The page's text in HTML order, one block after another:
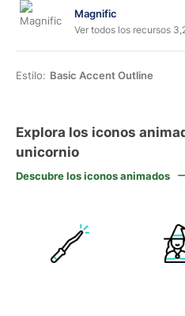
Magnific
Ver todos los recursos
Estilo: Basic Accent Outline
Explora los iconos
unicornio
Descubre los iconos animados